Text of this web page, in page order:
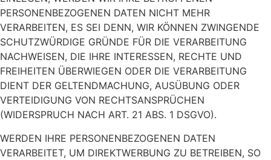
PERSONENBEZOGENEN DATEN NICHT MEHR
VERARBEITEN, ES SEI DENN, WIR KÖNNEN ZWINGENDE
SCHUTZWÜRDIGE GRÜNDE FÜR DIE VERARBEITUNG
NACHWEISEN, DIE IHRE INTERESSEN, RECHTE UND
FREIHEITEN ÜBERWIEGEN ODER DIE VERARBEITUNG
DIENT DER GELTENDMACHUNG, AUSÜBUNG ODER
VERTEIDIGUNG VON RECHTSANSPRÜCHEN
(WIDERSPRUCH NACH ART. 21 ABS. 1 DSGVO).
WERDEN IHRE PERSONENBEZOGENEN DATEN
VERARBEITET, UM DIREKTWERBUNG ZU BETREIBEN, SO